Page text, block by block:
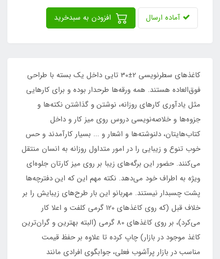
آماده ارسال
کاغذهای سطرنویسی 2±30 تایی داخل یک بسته با طراحی
فوق‌العاده هستند. همه ورقه‌ها طرحدار بوده و برای کارهایی
مثل یادآوری کارهای روزانه، نوشتن و گذاشتن نکته‌ها و
جزوه‌ها و خلاصه‌نویسی دروس روی میز کار و داخل
کتاب‌هایتان، دلنوشته‌ها و اشعار و ... بسیار کارآمدند و حس
خوب تنوع و زیبایی را در امور متداول روزانه به انسان منتقل
می‌کنند. حضور این برگه‌های زیبا بر روی میز کارتان جلوه‌ای
ویژه به اطراف خود می‌دهد. نکته مهم این که این دفترچه‌ها
پشت چسبدار نیستند. مهربانو این بار طرح‌های زیبایش را بر
خلاف قبل (که روی کاغذهای 120 گرمی کلفت و اعلا کار
می‌کرد)، بر روی کاغذهای 80 گرمی (البته بهترین و گران‌ترین
کاغذ موجود در بازار) چاپ کرده تا علاوه بر حفظ قیمت
مناسب در بازار پرآشوب فعلی، جوابگوی افرادی مانند